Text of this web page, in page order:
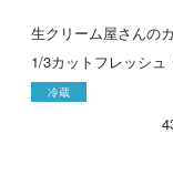
生クリーム屋さんの
1/3カットフレッシュ
冷蔵